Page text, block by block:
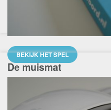
BEKIJK HET SPEL
De muismat